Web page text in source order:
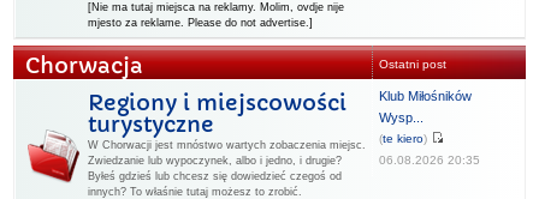
[Nie ma tutaj miejsca na reklamy. Molim, ovdje nije
mjesto za reklame. Please do not advertise.]
Chorwacja Ostatni post
Regiony i miejscowości
turystyczne
W Chorwacji jest mnóstwo wartych zobaczenia miejsc.
Zwiedzanie lub wypoczynek, albo i jedno, i drugie?
Byłeś gdzieś lub chcesz się dowiedzieć czegoś od
innych? To właśnie tutaj możesz to zrobić.
Klub Miłośników
Wysp...
(te kiero)
06.08.2026 20:35